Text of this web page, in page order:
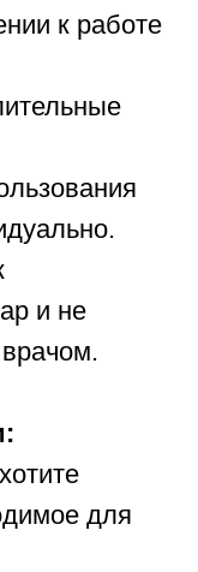
к работе
и не
для